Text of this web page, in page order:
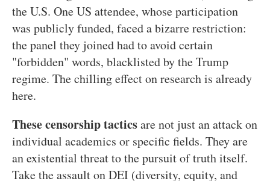
the U.S. One US attendee, whose participation
was publicly funded, faced a bizarre restriction:
the panel they joined had to avoid certain
"forbidden" words, blacklisted by the Trump
regime. The chilling effect on research is already
here.
These censorship tacticsare not just an attack on
individual academics or specific fields. They are
an existential threat to the pursuit of truth itself.
Take the assault on DEI (diversity, equity, and